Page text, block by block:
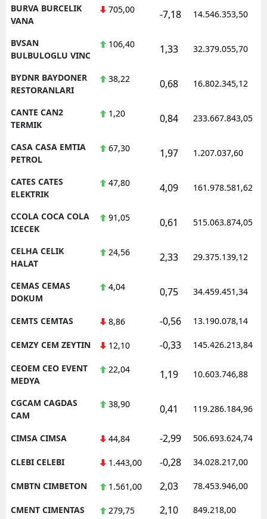
BURVA BURCELIK
VANA
705,00 -7,18 14.546.353,50
BVSAN
BULBULOGLU VINC
106,40 1,33 32.379.055,70
BYDNR BAYDONER
RESTORANLARI
38,22 0,68 16.802.345,12
CANTE CAN2
TERMIK
1,20 0,84 233.667.843,05
CASA CASA EMTIA
PETROL
67,30 1,97 1.207.037,60
CATES CATES
ELEKTRIK
47,80 4,09 161.978.581,62
CCOLA COCA COLA
ICECEK
91,05 0,61 515.063.874,05
CELHA CELIK
HALAT
24,56 2,33 29.375.139,12
CEMAS CEMAS
DOKUM
4,04 0,75 34.459.451,34
CEMTS CEMTAS 8,86 -0,56 13.190.078,14
CEMZY CEM ZEYTIN 12,10 -0,33 145.426.213,84
CEOEM CEO EVENT
MEDYA
22,04 1,19 10.603.746,88
CGCAM CAGDAS
CAM
38,90 0,41 119.286.184,96
CIMSA CIMSA 44,84 -2,99 506.693.624,74
CLEBI CELEBI 1.443,00 -0,28 34.028.217,00
CMBTN CIMBETON 1.561,00 2,03 78.453.946,00
CMENT CIMENTAS 279,75 2,10 849.218,00